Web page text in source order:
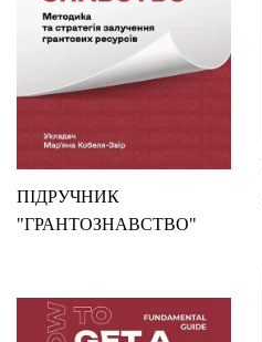
ПІДРУЧНИК
"ГРАНТОЗНАВСТВО"